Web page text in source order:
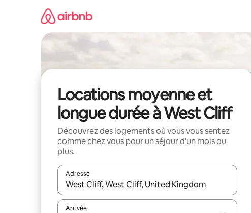
Locations moyenne et
longue durée à West Cliff
Découvrez des logements où vous vous sentez
comme chez vous pour un séjour d'un mois ou
plus.
Adresse
Lorsque les résultats s'affichent, utilisez les flèches
Arrivée